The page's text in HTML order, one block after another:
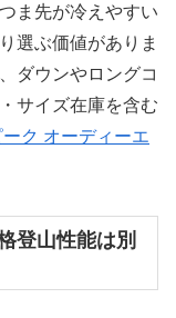
ま先が冷えやすい
選ぶ価値がありま
ダウンやロングコ
サイズ在庫を含む
ク オーディーエ
登山性能は別